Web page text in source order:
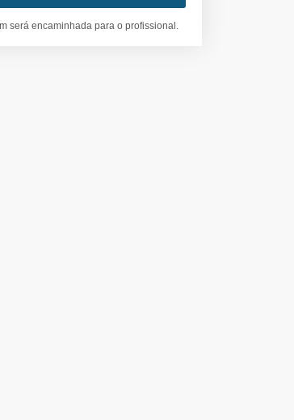
será encaminhada para o profissional.